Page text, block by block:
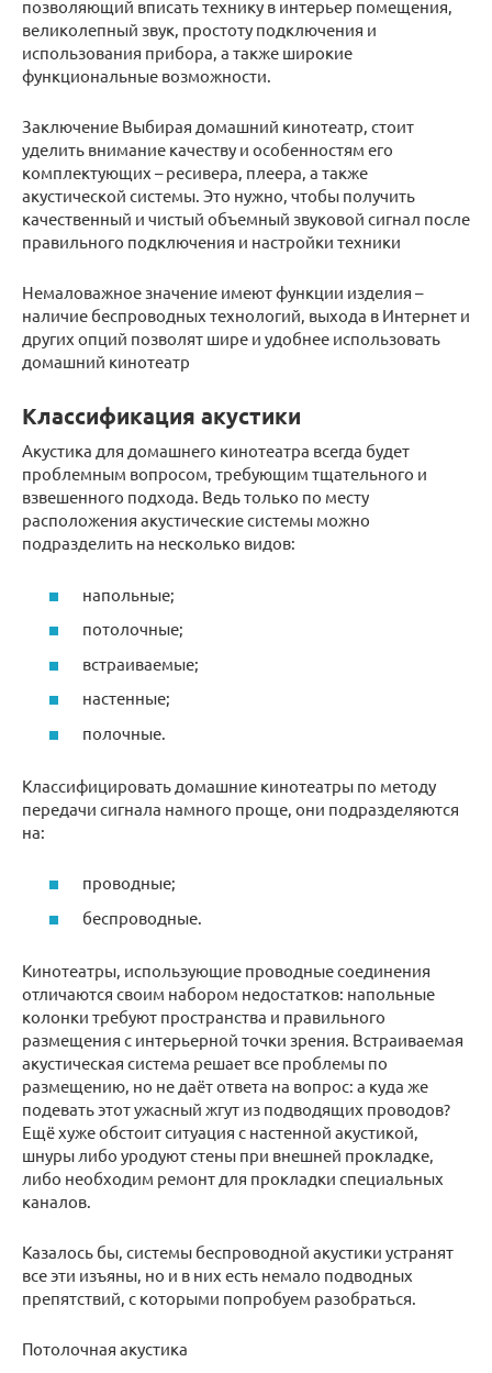
позволяющий вписать технику в интерьер помещения,
великолепный звук, простоту подключения и
использования прибора, а также широкие
функциональные возможности.
Заключение Выбирая домашний кинотеатр, стоит
уделить внимание качеству и особенностям его
комплектующих – ресивера, плеера, а также
акустической системы. Это нужно, чтобы получить
качественный и чистый объемный звуковой сигнал после
правильного подключения и настройки техники
Немаловажное значение имеют функции изделия –
наличие беспроводных технологий, выхода в Интернет и
других опций позволят шире и удобнее использовать
домашний кинотеатр
Классификация акустики
Акустика для домашнего кинотеатра всегда будет
проблемным вопросом, требующим тщательного и
взвешенного подхода. Ведь только по месту
расположения акустические системы можно
подразделить на несколько видов:
напольные;
потолочные;
встраиваемые;
настенные;
полочные.
Классифицировать домашние кинотеатры по методу
передачи сигнала намного проще, они подразделяются
на:
проводные;
беспроводные.
Кинотеатры, использующие проводные соединения
отличаются своим набором недостатков: напольные
колонки требуют пространства и правильного
размещения с интерьерной точки зрения. Встраиваемая
акустическая система решает все проблемы по
размещению, но не даёт ответа на вопрос: а куда же
подевать этот ужасный жгут из подводящих проводов?
Ещё хуже обстоит ситуация с настенной акустикой,
шнуры либо уродуют стены при внешней прокладке,
либо необходим ремонт для прокладки специальных
каналов.
Казалось бы, системы беспроводной акустики устранят
все эти изъяны, но и в них есть немало подводных
препятствий, с которыми попробуем разобраться.
Потолочная акустика